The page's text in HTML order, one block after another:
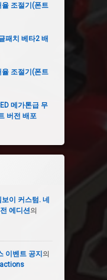
조절기(폰트
패치 베타2 배
조절기(폰트
메가톤급 무
버전 배포
이 커스텀. 네
에디션의
이벤트 공지의